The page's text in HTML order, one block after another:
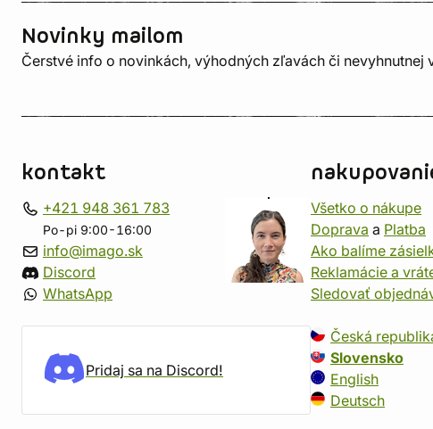
Novinky mailom
Čerstvé info o novinkách, výhodných zľavách či nevyhnutnej
kontakt
+421 948 361 783
Po-pi 9:00-16:00
info@imago.sk
Discord
WhatsApp
Pridaj sa na Discord!
Všetko o nákupe
Doprava a Platba
Ako balíme
Reklamácie a
Sledovať
Česká
Slovensko
English
Deutsch